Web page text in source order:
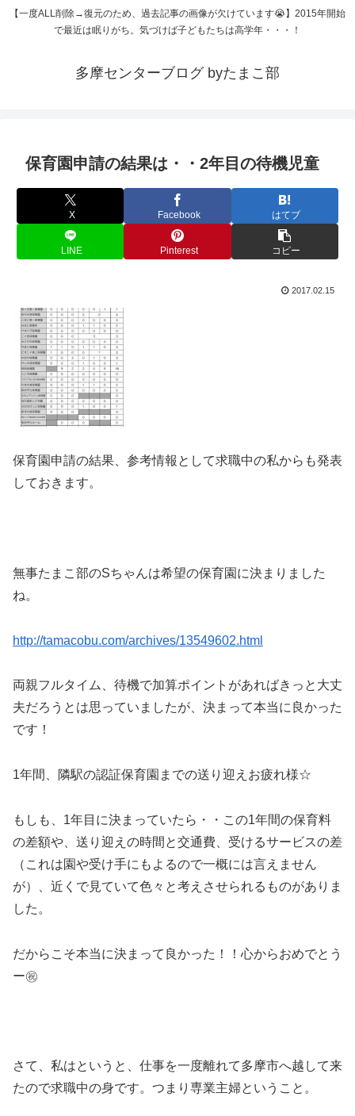
【一度ALL削除→復元のため、過去記事の画像が欠けています😭】2015年開始
で最近は眠りがち。気づけば子どもたちは高学年・・・！
多摩センターブログ byたまこ部
保育園申請の結果は・・2年目の待機児童
X Facebook はてブ
LINE Pinterest コピー
2017.02.15
保育園申請の結果、参考情報として求職中の私からも発表
しておきます。
無事たまこ部のSちゃんは希望の保育園に決まりました
ね。
http://tamacobu.com/archives/13549602.html
両親フルタイム、待機で加算ポイントがあればきっと大丈
夫だろうとは思っていましたが、決まって本当に良かった
です！
1年間、隣駅の認証保育園までの送り迎えお疲れ様☆
もしも、1年目に決まっていたら・・この1年間の保育料
の差額や、送り迎えの時間と交通費、受けるサービスの差
（これは園や受け手にもよるので一概には言えません
が）、近くで見ていて色々と考えさせられるものがありま
した。
だからこそ本当に決まって良かった！！心からおめでとう
ー㊗️
さて、私はというと、仕事を一度離れて多摩市へ越して来
たので求職中の身です。つまり専業主婦ということ。